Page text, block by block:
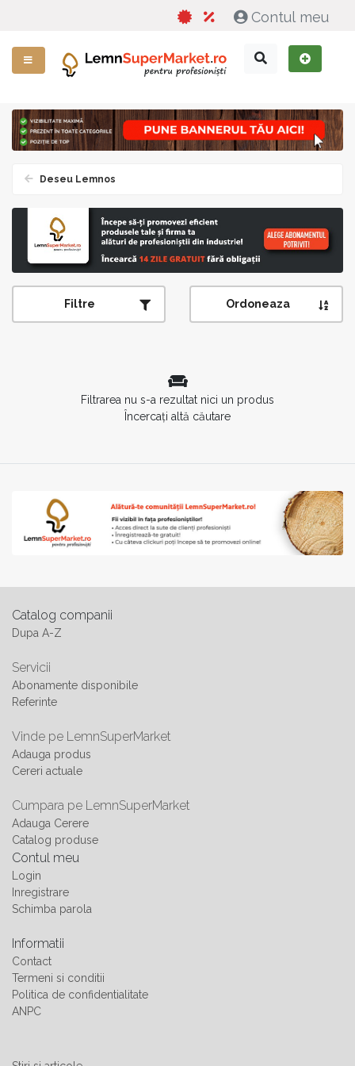
Contul meu
Deseu Lemnos
Filtre Ordoneaza
Filtrarea nu s-a rezultat nici un produs
Încercați altă căutare
Catalog companii
Dupa A-Z
Servicii
Abonamente disponibile
Referinte
Vinde pe LemnSuperMarket
Adauga produs
Cereri actuale
Cumpara pe LemnSuperMarket
Adauga Cerere
Catalog produse
Contul meu
Login
Inregistrare
Schimba parola
Informatii
Contact
Termeni si conditii
Politica de confidentialitate
ANPC